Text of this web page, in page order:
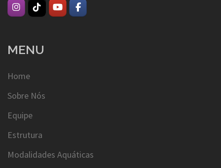
MENU
Home
Sobre Nós
Equipe
Estrutura
Modalidades Aquáticas